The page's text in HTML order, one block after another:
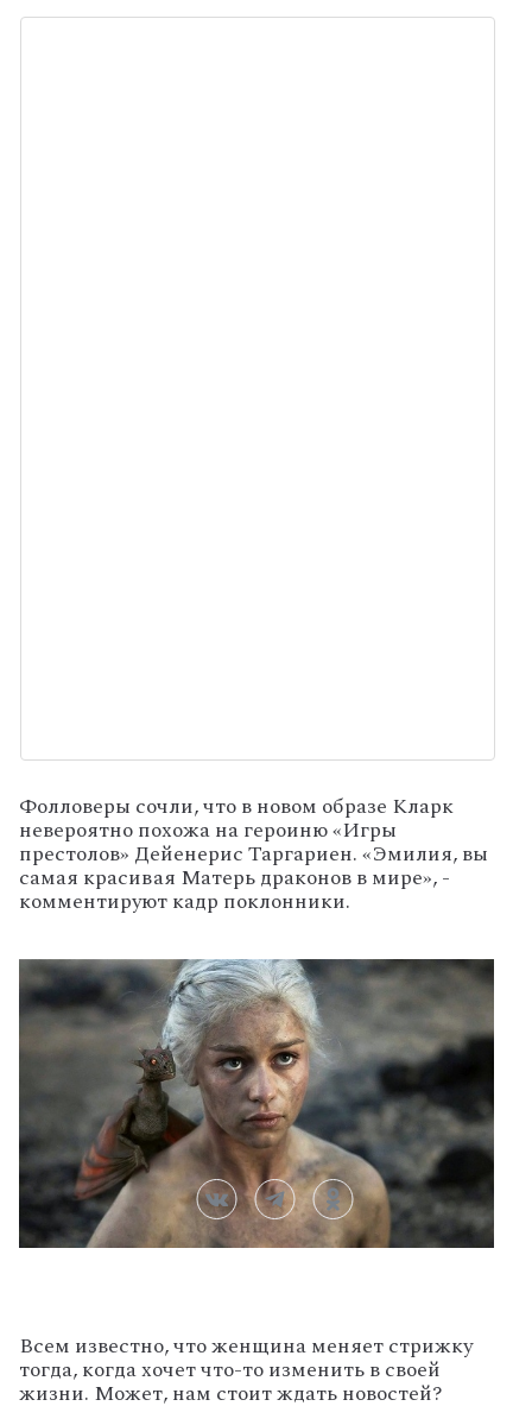
Фолловеры сочли, что в новом образе Кларк
невероятно похожа на героиню «Игры
престолов» Дейенерис Таргариен. «Эмилия, вы
самая красивая Матерь драконов в мире», -
комментируют кадр поклонники.
Всем известно, что женщина меняет стрижку
тогда, когда хочет что-то изменить в своей
жизни. Может, нам стоит ждать новостей?